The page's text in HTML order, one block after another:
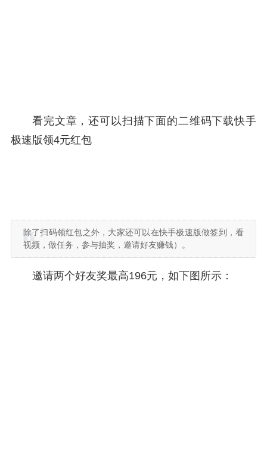
看完文章，还可以扫描下面的二维码下载快手
极速版领4元红包
除了扫码领红包之外，大家还可以在快手极速版做签到，看
视频，做任务，参与抽奖，邀请好友赚钱）。
邀请两个好友奖最高196元，如下图所示：